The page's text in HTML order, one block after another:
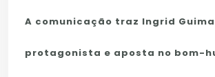
A comunicação traz Ingrid
protagonista e aposta no bom-